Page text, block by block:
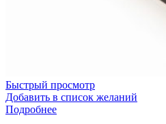
Быстрый просмотр
Добавить в список желаний
Подробнее